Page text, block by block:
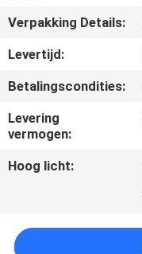
VR
SHOW
SITEMAP
PRIVACY
POLICY
Verpakking Details:
Levertijd:
Betalingscondities:
Levering
vermogen:
Hoog licht: